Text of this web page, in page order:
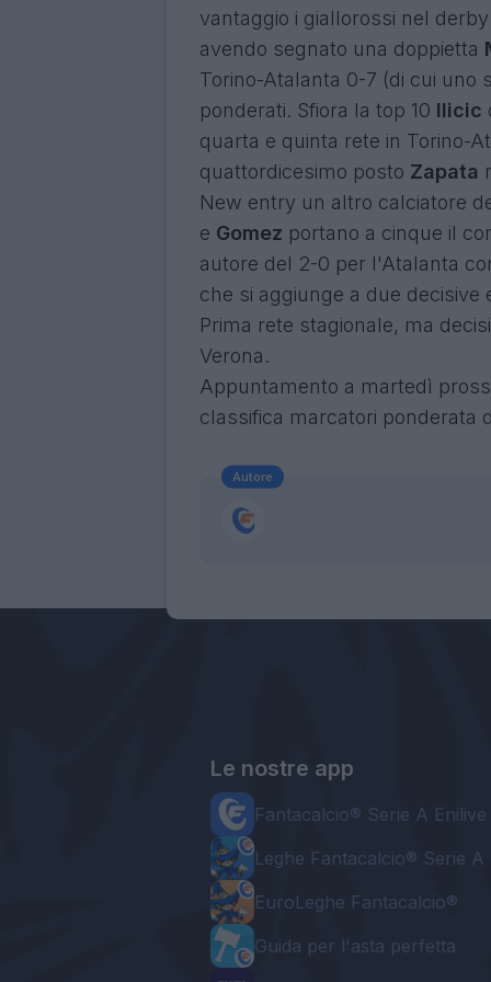
vantaggio i giallorossi nel
avendo segnato una doppietta
Torino-Atalanta 0-7 (di cui uno
ponderati. Sfiora la top 10 Ilicic
quarta e quinta rete in Torino-
quattordicesimo posto Zapata
New entry un altro calciatore
e Gomez portano a cinque il
autore del 2-0 per l'Atalanta
che si aggiunge a due decisive
Prima rete stagionale, ma
Verona.
Appuntamento a martedì
classifica marcatori ponderata
Autore
Le nostre app
Fantacalcio® Serie A Enilive
Leghe Fantacalcio® Serie A
EuroLeghe Fantacalcio®
Guida per l'asta perfetta